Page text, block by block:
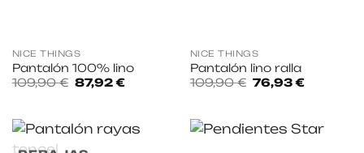
NICE THINGS
Pantalón 100% lino
109,90€ El
precio
109,90 €.
87,92€El
87,92 €.
NICE THINGS
Pantalón lino ralla
109,90€ El
precio
109,90 €.
76,93€El
76,93 €.